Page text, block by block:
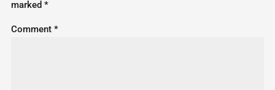
marked *
Comment *